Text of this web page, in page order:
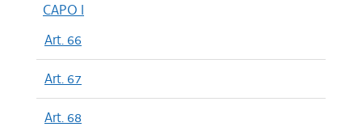
CAPO I
Art. 66
Art. 67
Art. 68